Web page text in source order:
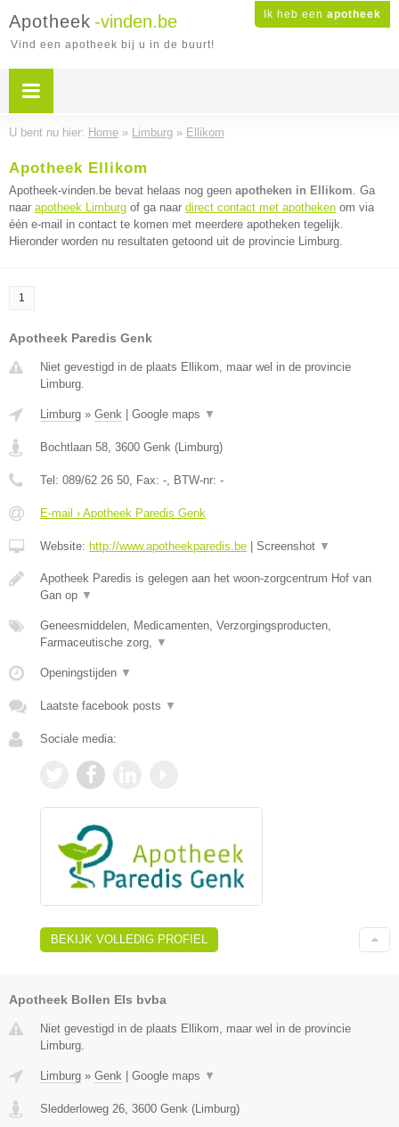
Ik heb een apotheek
Apotheek -vinden.be
Vind een apotheek bij u in de buurt!
U bent nu hier: Home » Limburg » Ellikom
Apotheek Ellikom
Apotheek-vinden.be bevat helaas nog geen apotheken in Ellikom. Ga
naar apotheek Limburg of ga naar direct contact met apotheken om via
één e-mail in contact te komen met meerdere apotheken tegelijk.
Hieronder worden nu resultaten getoond uit de provincie Limburg.
1
Apotheek Paredis Genk
Niet gevestigd in de plaats Ellikom, maar wel in de provincie
Limburg.
Limburg » Genk Google maps ▼
Bochtlaan 58, 3600 Genk (Limburg)
Tel: 089/62 26 50, Fax: -, BTW-nr: -
E-mail › Apotheek Paredis Genk
Website: http://www.apotheekparedis.be Screenshot ▼
Apotheek Paredis is gelegen aan het woon-zorgcentrum Hof van
Gan op ▼
Geneesmiddelen, Medicamenten, Verzorgingsproducten,
Farmaceutische zorg, ▼
Openingstijden ▼
Laatste facebook posts ▼
Sociale media:
BEKIJK VOLLEDIG PROFIEL
Apotheek Bollen Els bvba
Niet gevestigd in de plaats Ellikom, maar wel in de provincie
Limburg.
Limburg » Genk Google maps ▼
Sledderloweg 26, 3600 Genk (Limburg)